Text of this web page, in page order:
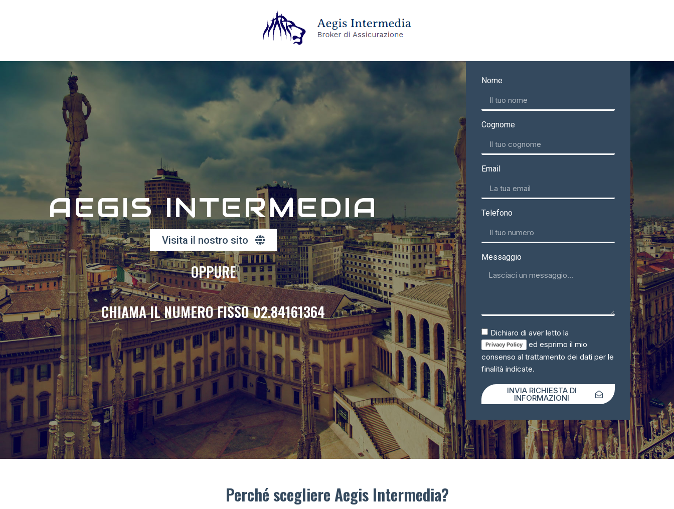
AEGIS INTERMEDIA
Visita il nostro sito
OPPURE
CHIAMA IL NUMERO FISSO 02.84161364
Nome
Cognome
Email
Telefono
Messaggio
Dichiaro di aver letto la
Privacy Policy
ed esprimo il mio
consenso al trattamento dei dati per le
finalità indicate.
INVIA RICHIESTA DI
INFORMAZIONI
Perché scegliere Aegis Intermedia?